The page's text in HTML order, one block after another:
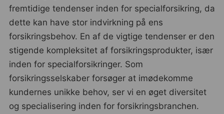
fremtidige tendenser inden for specialforsikring, da
dette kan have stor indvirkning på ens
forsikringsbehov. En af de vigtige tendenser er den
stigende kompleksitet af forsikringsprodukter, især
inden for specialforsikringer. Som
forsikringsselskaber forsøger at imødekomme
kundernes unikke behov, ser vi en øget diversitet
og specialisering inden for forsikringsbranchen.